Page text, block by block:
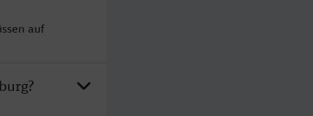
auf